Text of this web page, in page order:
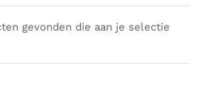
gevonden die aan je selectie